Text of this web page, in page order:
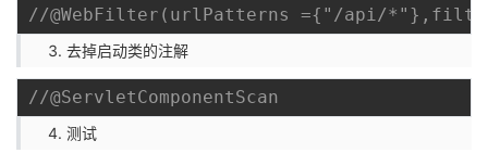
//@WebFilter(urlPatterns ={"/api/
去掉启动类的注解
//@ServletComponentScan
测试